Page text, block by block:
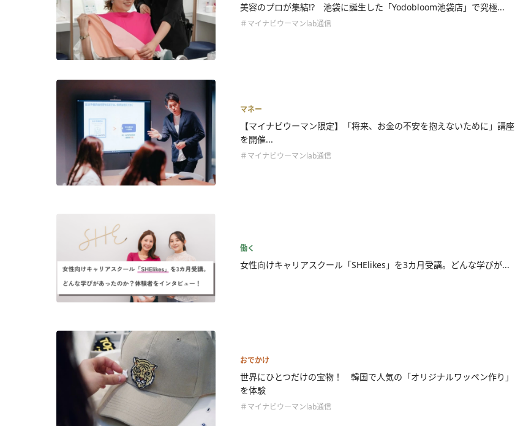
美容のプロが集結!? 池袋に誕生した「Yodobloom池袋店」で究極...
＃マイナビウーマンlab通信
マネー
【マイナビウーマン限定】「将来、お金の不安を抱えないために」講座
を開催...
＃マイナビウーマンlab通信
働く
女性向けキャリアスクール「SHElikes」を3カ月受講。どんな学びが...
おでかけ
世界にひとつだけの宝物！ 韓国で人気の「オリジナルワッペン作り」
を体験
＃マイナビウーマンlab通信